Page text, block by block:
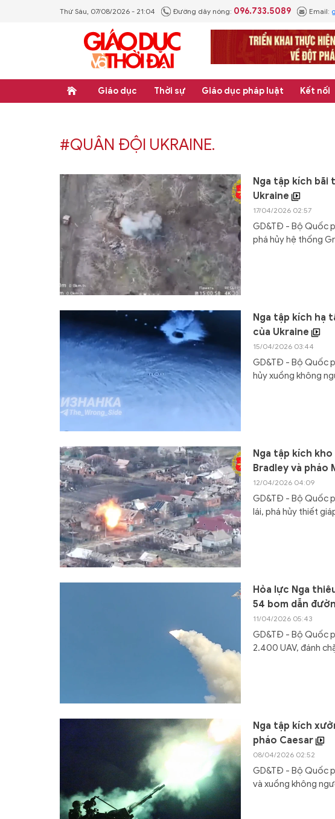
Thứ Sáu, 07/08/2026 - 21:04 Đường dây nóng: 096.733.5089 Email:
Giáo dục Thời sự Giáo dục pháp luật Kết nối
#QUÂN ĐỘI UKRAINE.
Nga tập kích bãi
Ukraine
17/04/2026 02:57
GD&TĐ - Bộ Quốc
phá hủy hệ thống
Nga tập kích hạ
của Ukraine
15/04/2026 03:44
GD&TĐ - Bộ Quốc
hủy xuồng không
Nga tập kích
Bradley và pháo
12/04/2026 04:09
GD&TĐ - Bộ Quốc
lái, phá hủy thiết
Hỏa lực Nga
54 bom dẫn
11/04/2026 05:43
GD&TĐ - Bộ Quốc
2.400 UAV, đánh
Nga tập kích
pháo Caesar
08/04/2026 02:52
GD&TĐ - Bộ Quốc
và xuồng không